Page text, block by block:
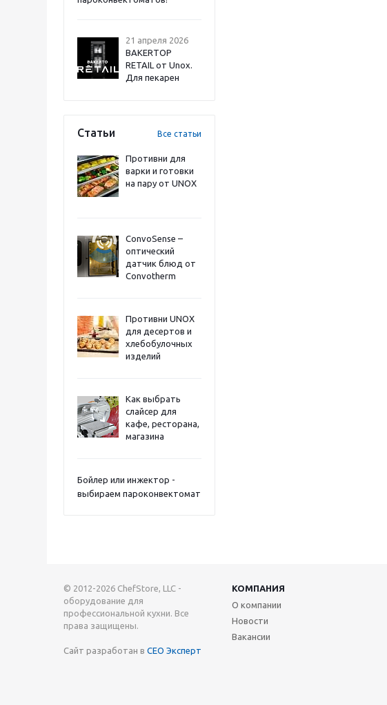
21 апреля 2026
BAKERTOP
RETAIL от Unox.
Для пекарен
Статьи Все статьи
Противни для
варки и готовки
на пару от UNOX
ConvoSense –
оптический
датчик блюд от
Convotherm
Противни UNOX
для десертов и
хлебобулочных
изделий
Как выбрать
слайсер для
кафе, ресторана,
магазина
Бойлер или инжектор -
выбираем пароконвектомат
© 2012-2026 ChefStore, LLC -
оборудование для
профессиональной кухни. Все
права защищены.
Сайт разработан в СЕО Эксперт
КОМПАНИЯ
О компании
Новости
Вакансии